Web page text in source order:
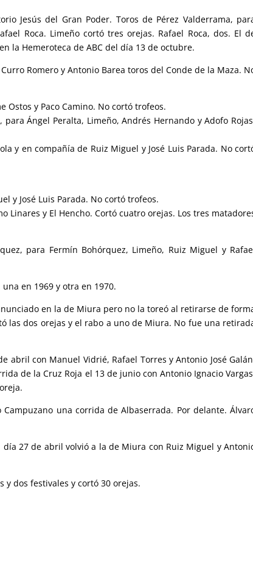
Jesús del Gran Poder. Toros de Pérez Valderrama,
Roca. Limeño cortó tres orejas. Rafael Roca, dos. El
la Hemeroteca de ABC del día 13 de octubre.
Romero y Antonio Barea toros del Conde de la Maza.
Ostos y Paco Camino. No cortó trofeos.
Ángel Peralta, Limeño, Andrés Hernando y Adofo
y en compañía de Ruiz Miguel y José Luis Parada. No
y José Luis Parada. No cortó trofeos.
Linares y El Hencho. Cortó cuatro orejas. Los tres
para Fermín Bohórquez, Limeño, Ruiz Miguel y
en 1969 y otra en 1970.
en la de Miura pero no la toreó al retirarse de
las dos orejas y el rabo a uno de Miura. No fue una
abril con Manuel Vidrié, Rafael Torres y Antonio José
de la Cruz Roja el 13 de junio con Antonio Ignacio
una corrida de Albaserrada. Por delante.
27 de abril volvió a la de Miura con Ruiz Miguel y
y dos festivales y cortó 30 orejas.